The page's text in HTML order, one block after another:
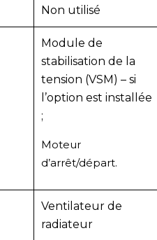
Non utilisé
Module de
stabilisation de la
tension (VSM) – si
l’option est installée
;
Moteur
d’arrêt/départ.
Ventilateur de
radiateur